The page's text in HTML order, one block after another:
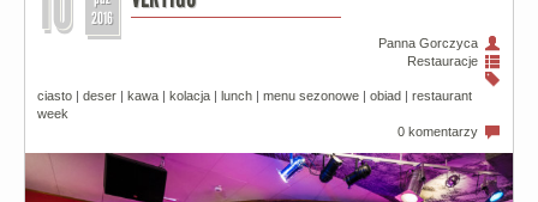
10
2016
Panna Gorczyca
Restauracje
ciasto | deser | kawa | kolacja | lunch | menu sezonowe | obiad | restaurant
week
0 komentarzy